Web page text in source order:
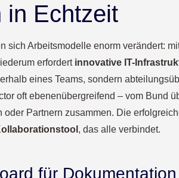
in Echtzeit
sich Arbeitsmodelle enorm verändert:
erfordert innovative IT-
eines Teams, sondern
oft ebenenübergreifend – vom Bund
oder Partnern zusammen. Die
, das alle verbindet.
für